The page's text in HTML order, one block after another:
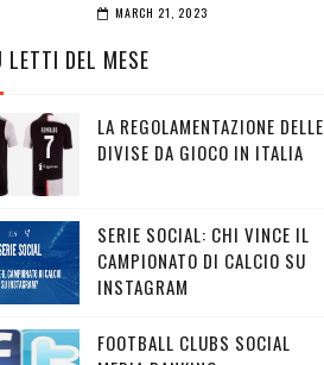
MARCH 21, 2023
LETTI DEL MESE
LA REGOLAMENTAZIONE DELLE
DIVISE DA GIOCO IN ITALIA
SERIE SOCIAL: CHI VINCE IL
CAMPIONATO DI CALCIO SU
INSTAGRAM
FOOTBALL CLUBS SOCIAL